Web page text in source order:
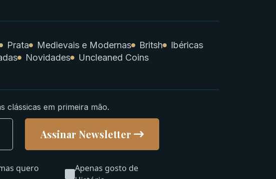
Prata Medievais e Modernas Britsh
Ibéricas
Novidades Uncleaned Coins
clássicas em primeira mão.
quero
Apenas gosto de
Assinar Newsletter